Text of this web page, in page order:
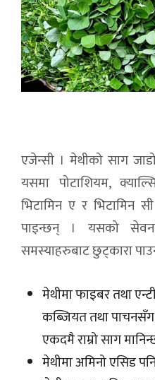
एजेन्सी । मेथीको साग
यसमा पोटाशियम,
भिटामिन ए र भिटामिन
पाइन्छन् । यसको
समस्याहरुबाट छुट्कारा
मेथीमा फाइबर तथा
कब्जियत तथा
एकदमै राम्रो साग
मेथीमा अमिनो एसिड